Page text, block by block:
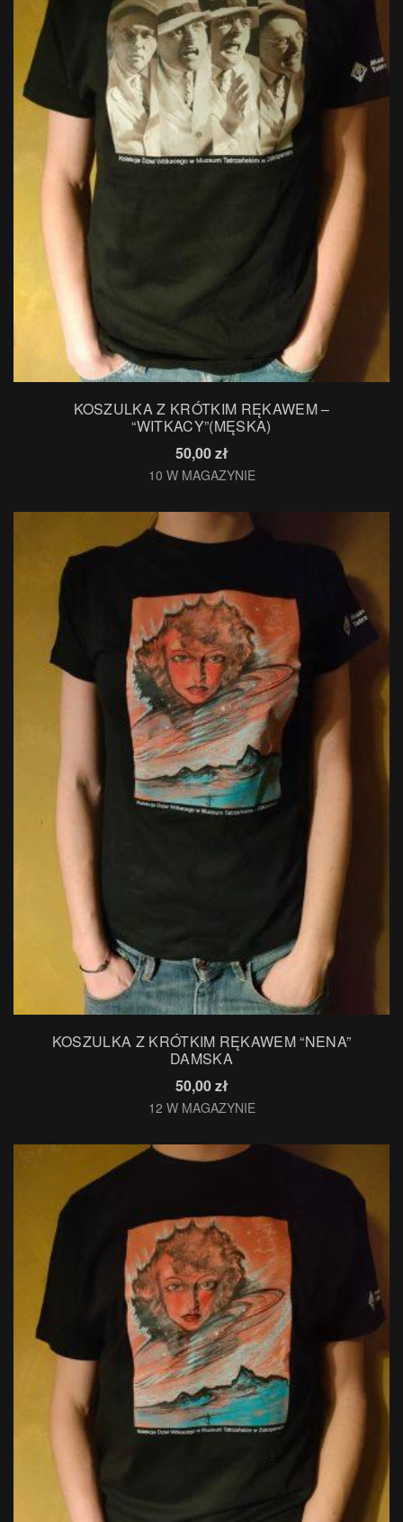
KOSZULKA Z KRÓTKIM RĘKAWEM –
“WITKACY”(MĘSKA)
50,00zł
10 W MAGAZYNIE
KOSZULKA Z KRÓTKIM RĘKAWEM “NENA”
DAMSKA
50,00zł
12 W MAGAZYNIE